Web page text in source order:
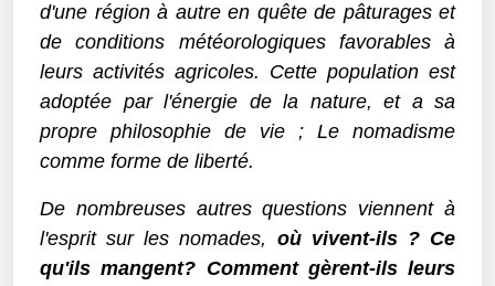
d'une région à autre en quête de pâturages et
de conditions météorologiques favorables à
leurs activités agricoles. Cette population est
adoptée par l'énergie de la nature, et a sa
propre philosophie de vie ; Le nomadisme
comme forme de liberté.
De nombreuses autres questions viennent à
l'esprit sur les nomades, où vivent-ils ? Ce
qu'ils mangent? Comment gèrent-ils leurs